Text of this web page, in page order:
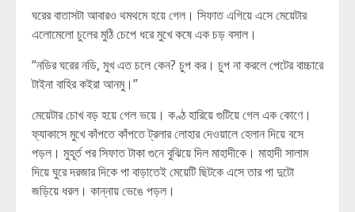
ঘরের বাতাসটা আবারও থমথমে হয়ে গেল। সিফাত এগিয়ে এসে মেয়েটার
এলোমেলো চুলের মুঠি চেপে ধরে মুখে কষে এক চড় বসাল।
“নডির ঘরের নডি, মুখ এত চলে কেন? চুপ কর। চুপ না করলে পেটের বাচ্চারে
টাইনা বাহির কইরা আনমু।”
মেয়েটার চোখ বড় হয়ে গেল ভয়ে। কণ্ঠ হারিয়ে গুটিয়ে গেল এক কোণে।
ফ্যাকাসে মুখে কাঁপতে কাঁপতে ট্রলার লোহার দেওয়ালে হেলান দিয়ে বসে
পড়ল। মুহূর্ত পর সিফাত টাকা গুনে বুঝিয়ে দিল মাহাদীকে। মাহাদী সালাম
দিয়ে ঘুরে দরজার দিকে পা বাড়াতেই মেয়েটি ছিটকে এসে তার পা দুটো
জড়িয়ে ধরল। কান্নায় ভেঙে পড়ল।